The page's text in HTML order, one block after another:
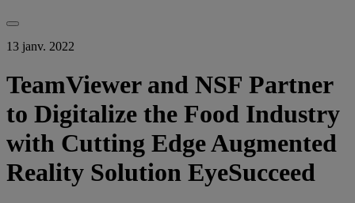
13 janv. 2022
TeamViewer and NSF Partner
to Digitalize the Food Industry
with Cutting Edge Augmented
Reality Solution EyeSucceed